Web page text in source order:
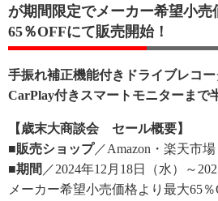
が期間限定でメーカー希望小売
65％OFFにて販売開始！
手振れ補正機能付きドライブレコ
CarPlay付きスマートモニターまで
【歳末大商談会 セール概要】
■販売ショップ／Amazon・楽天市場
■期間 ／2024年12月18日（水）～
メーカー希望小売価格より最大65